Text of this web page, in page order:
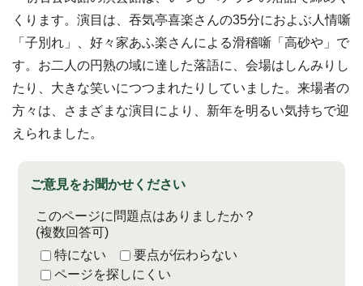
くります。演目は、吞気亭喜楽さんの35分におよぶ人情噺
「子別れ」、好々家あふ楽さんによる滑稽噺「高砂や」で
す。お二人の円熟の域に達した落語に、会場はしんみりし
たり、大きな笑いにつつまれたりしていました。来場者の
方々は、さまざまな演目により、新年を明るい気持ちで迎
えられました。
ご意見をお聞かせください
このページに問題点はありましたか？
(複数回答可)
特にない
要点が伝わらない
ページを探しにくい